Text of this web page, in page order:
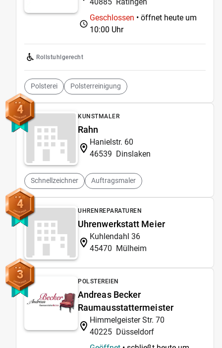
Geschlossen • öffnet heute um
10:00 Uhr
Rollstuhlgerecht
Polsterei Polsterreinigung
4 KUNSTMALER
Rahn
Hanielstr. 60
46539 Dinslaken
Schnellzeichner Auftragsmaler
4 UHRENREPARATUREN
Uhrenwerkstatt Meier
Kuhlendahl 36
45470 Mülheim
3 POLSTEREIEN
Andreas Becker
Raumausstattermeister
Himmelgeister Str. 70
40225 Düsseldorf